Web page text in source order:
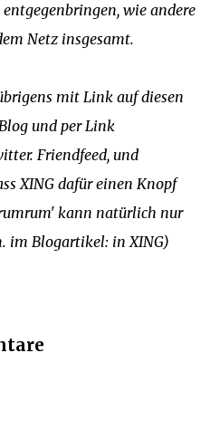
wie andere
Netz insgesamt.
mit Link auf diesen
und per Link
Friendfeed, und
XING dafür einen Knopf
kann natürlich nur
im Blogartikel: in XING)